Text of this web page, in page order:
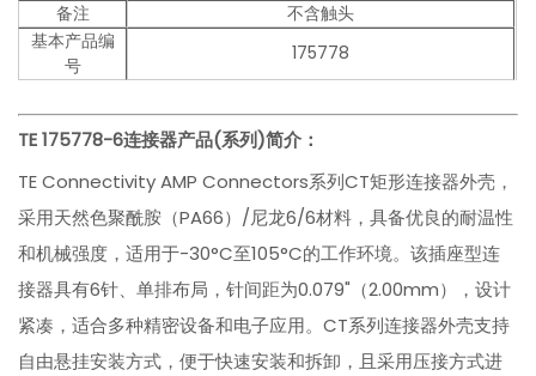
备注
不含触头
基本产品编
号
175778
TE 175778-6连接器产品(系列)简介：
TE Connectivity AMP Connectors系列CT矩形连接器外壳，
采用天然色聚酰胺（PA66）/尼龙6/6材料，具备优良的耐温性
和机械强度，适用于-30°C至105°C的工作环境。该插座型连
接器具有6针、单排布局，针间距为0.079"（2.00mm），设计
紧凑，适合多种精密设备和电子应用。CT系列连接器外壳支持
自由悬挂安装方式，便于快速安装和拆卸，且采用压接方式进